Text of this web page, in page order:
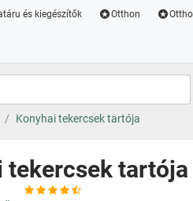
és kiegészítők Otthon Ottho
Konyhai tekercsek tartója
tekercsek tartója